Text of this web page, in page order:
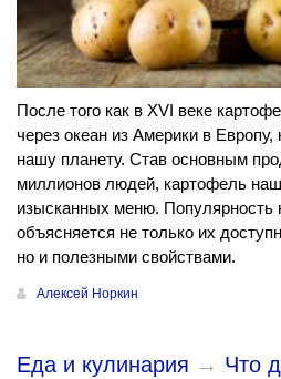
После того как в XVI веке
через океан из Америки в
нашу планету. Став основным
миллионов людей, картофель
изысканных меню. Популярность
объясняется не только их
но и полезными свойствами.
Алексей Норкин
Еда и кулинария → Что